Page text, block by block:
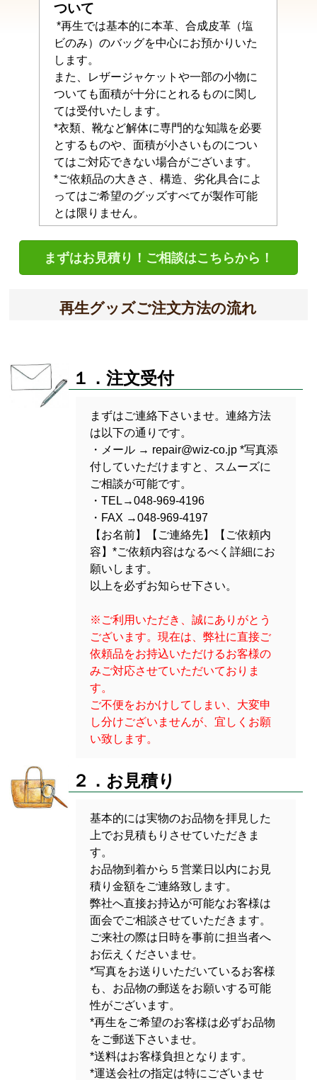
ついて
*再生では基本的に本革、合成皮革（塩
ビのみ）のバッグを中心にお預かりいた
します。
また、レザージャケットや一部の小物に
ついても面積が十分にとれるものに関し
ては受付いたします。
*衣類、靴など解体に専門的な知識を必要
とするものや、面積が小さいものについ
てはご対応できない場合がございます。
*ご依頼品の大きさ、構造、劣化具合によ
ってはご希望のグッズすべてが製作可能
とは限りません。
まずはお見積り！ご相談はこちらから！
再生グッズご注文方法の流れ
１．注文受付
まずはご連絡下さいませ。連絡方法
は以下の通りです。
・メール → repair@wiz-co.jp *写真添
付していただけますと、スムーズに
ご相談が可能です。
・TEL→048-969-4196
・FAX →048-969-4197
【お名前】【ご連絡先】【ご依頼内
容】*ご依頼内容はなるべく詳細にお
願いします。
以上を必ずお知らせ下さい。
※ご利用いただき、誠にありがとう
ございます。現在は、弊社に直接ご
依頼品をお持込いただけるお客様の
みご対応させていただいておりま
す。
ご不便をおかけしてしまい、大変申
し分けございませんが、宜しくお願
い致します。
２．お見積り
基本的には実物のお品物を拝見した
上でお見積もりさせていただきま
す。
お品物到着から５営業日以内にお見
積り金額をご連絡致します。
弊社へ直接お持込が可能なお客様は
面会でご相談させていただきます。
ご来社の際は日時を事前に担当者へ
お伝えくださいませ。
*写真をお送りいただいているお客様
も、お品物の郵送をお願いする可能
性がございます。
*再生をご希望のお客様は必ずお品物
をご郵送下さいませ。
*送料はお客様負担となります。
*運送会社の指定は特にございませ